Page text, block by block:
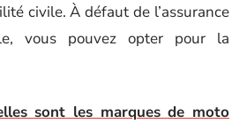
civile. À défaut de l’assurance
vous pouvez opter pour la
sont les marques de moto